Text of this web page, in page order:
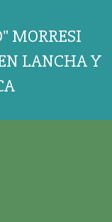
MORRESI
LANCHA Y